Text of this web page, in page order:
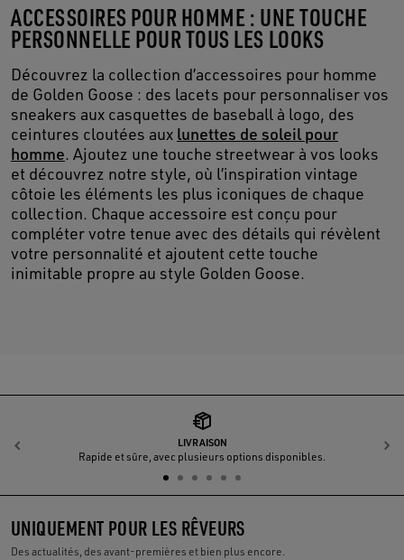
ACCESSOIRES POUR HOMME : UNE TOUCHE
PERSONNELLE POUR TOUS LES LOOKS
Découvrez la collection d’accessoires pour homme
de Golden Goose : des lacets pour personnaliser vos
sneakers aux casquettes de baseball à logo, des
ceintures cloutées aux lunettes de soleil pour
homme. Ajoutez une touche streetwear à vos looks
et découvrez notre style, où l’inspiration vintage
côtoie les éléments les plus iconiques de chaque
collection. Chaque accessoire est conçu pour
compléter votre tenue avec des détails qui révèlent
votre personnalité et ajoutent cette touche
inimitable propre au style Golden Goose.
LIVRAISON
Rapide et sûre, avec plusieurs options disponibles.
Précédent
UNIQUEMENT POUR LES RÊVEURS
Des actualités, des avant-premières et bien plus encore.